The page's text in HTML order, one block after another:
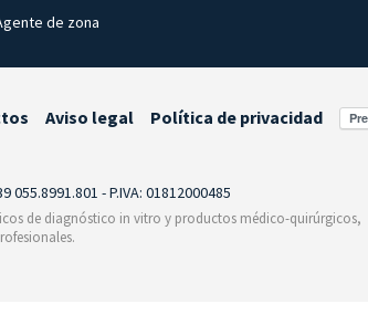
de zona
Aviso legal Política de privacidad
055.8991.801 - P.IVA: 01812000485
de diagnóstico in vitro y productos médico-quirúrgicos,